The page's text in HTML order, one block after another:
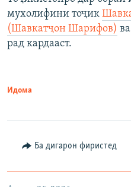
мухолифини тоҷик
(Шавкатҷон Шарифов)
рад кардааст.
Идома
Ба дигарон фиристед